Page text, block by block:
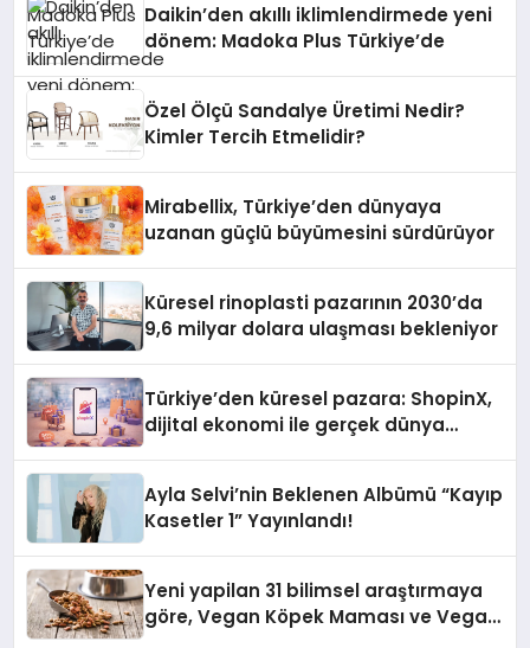
Daikin’den akıllı iklimlendirmede yeni
dönem: Madoka Plus Türkiye’de
Özel Ölçü Sandalye Üretimi Nedir?
Kimler Tercih Etmelidir?
Mirabellix, Türkiye’den dünyaya
uzanan güçlü büyümesini sürdürüyor
Küresel rinoplasti pazarının 2030’da
9,6 milyar dolara ulaşması bekleniyor
Türkiye’den küresel pazara: ShopinX,
dijital ekonomi ile gerçek dünya
Ayla Selvi’nin Beklenen Albümü “Kayıp
Kasetler 1” Yayınlandı!
Yeni yapilan 31 bilimsel araştırmaya
göre, Vegan Köpek Maması ve Vegan